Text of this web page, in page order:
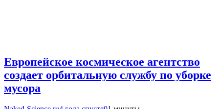
Европейское космическое агентство
создает орбитальную службу по уборке
мусора